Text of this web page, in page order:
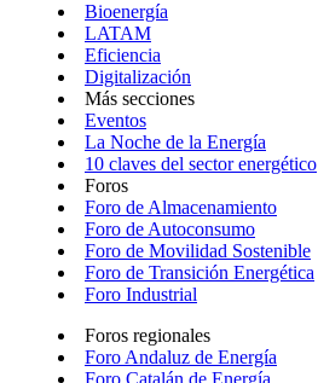
Bioenergía
LATAM
Eficiencia
Digitalización
Más secciones
Eventos
La Noche de la Energía
10 claves del sector energético
Foros
Foro de Almacenamiento
Foro de Autoconsumo
Foro de Movilidad Sostenible
Foro de Transición Energética
Foro Industrial
Foros regionales
Foro Andaluz de Energía
Foro Catalán de Energía